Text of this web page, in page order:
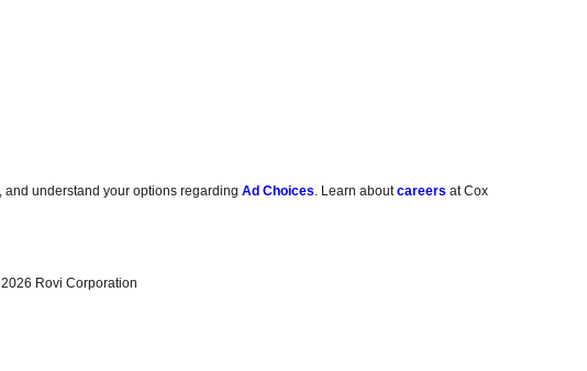
, and understand your options regardingAd Choices . Learn aboutcareers at Cox
2026 Rovi Corporation